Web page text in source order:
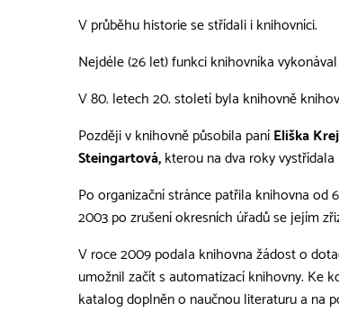
V průběhu historie se střídali i knihovníci.
Nejdéle (26 let) funkci knihovníka
V 80. letech 20. století byla knihovně
Později v knihovně působila paníEliška
Steingartová,kterou na dva roky vystřídala
Po organizační stránce patřila knihovna
2003 po zrušení okresních úřadů se jejím
V roce 2009 podala knihovna žádost o
umožnil začít s automatizací knihovny. Ke
katalog doplněn o naučnou literaturu a na